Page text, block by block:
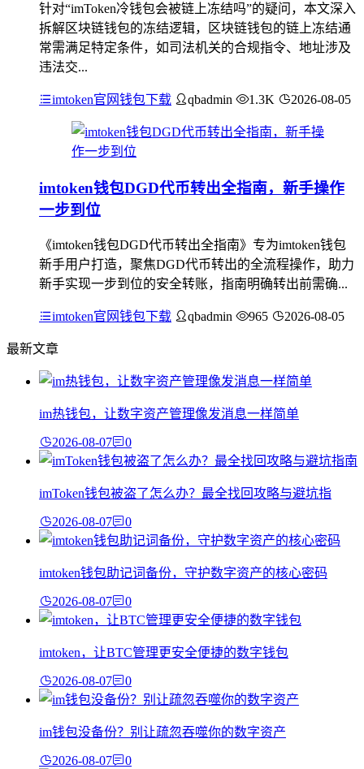
针对“imToken冷钱包会被链上冻结吗”的疑问，本文深入
拆解区块链钱包的冻结逻辑，区块链钱包的链上冻结通
常需满足特定条件，如司法机关的合规指令、地址涉及
违法交...
imtoken官网钱包下载 qbadmin 1.3K 2026-08-05
imtoken钱包DGD代币转出全指南，新手操作
一步到位
《imtoken钱包DGD代币转出全指南》专为imtoken钱包
新手用户打造，聚焦DGD代币转出的全流程操作，助力
新手实现一步到位的安全转账，指南明确转出前需确...
imtoken官网钱包下载 qbadmin 965 2026-08-05
最新文章
im热钱包，让数字资产管理像发消息一样简单
2026-08-07 0
imToken钱包被盗了怎么办？最全找回攻略与避坑指
2026-08-07 0
imtoken钱包助记词备份，守护数字资产的核心密码
2026-08-07 0
imtoken，让BTC管理更安全便捷的数字钱包
2026-08-07 0
im钱包没备份？别让疏忽吞噬你的数字资产
2026-08-07 0